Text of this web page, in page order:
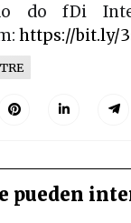
do fDi
https://bit.ly/
pueden